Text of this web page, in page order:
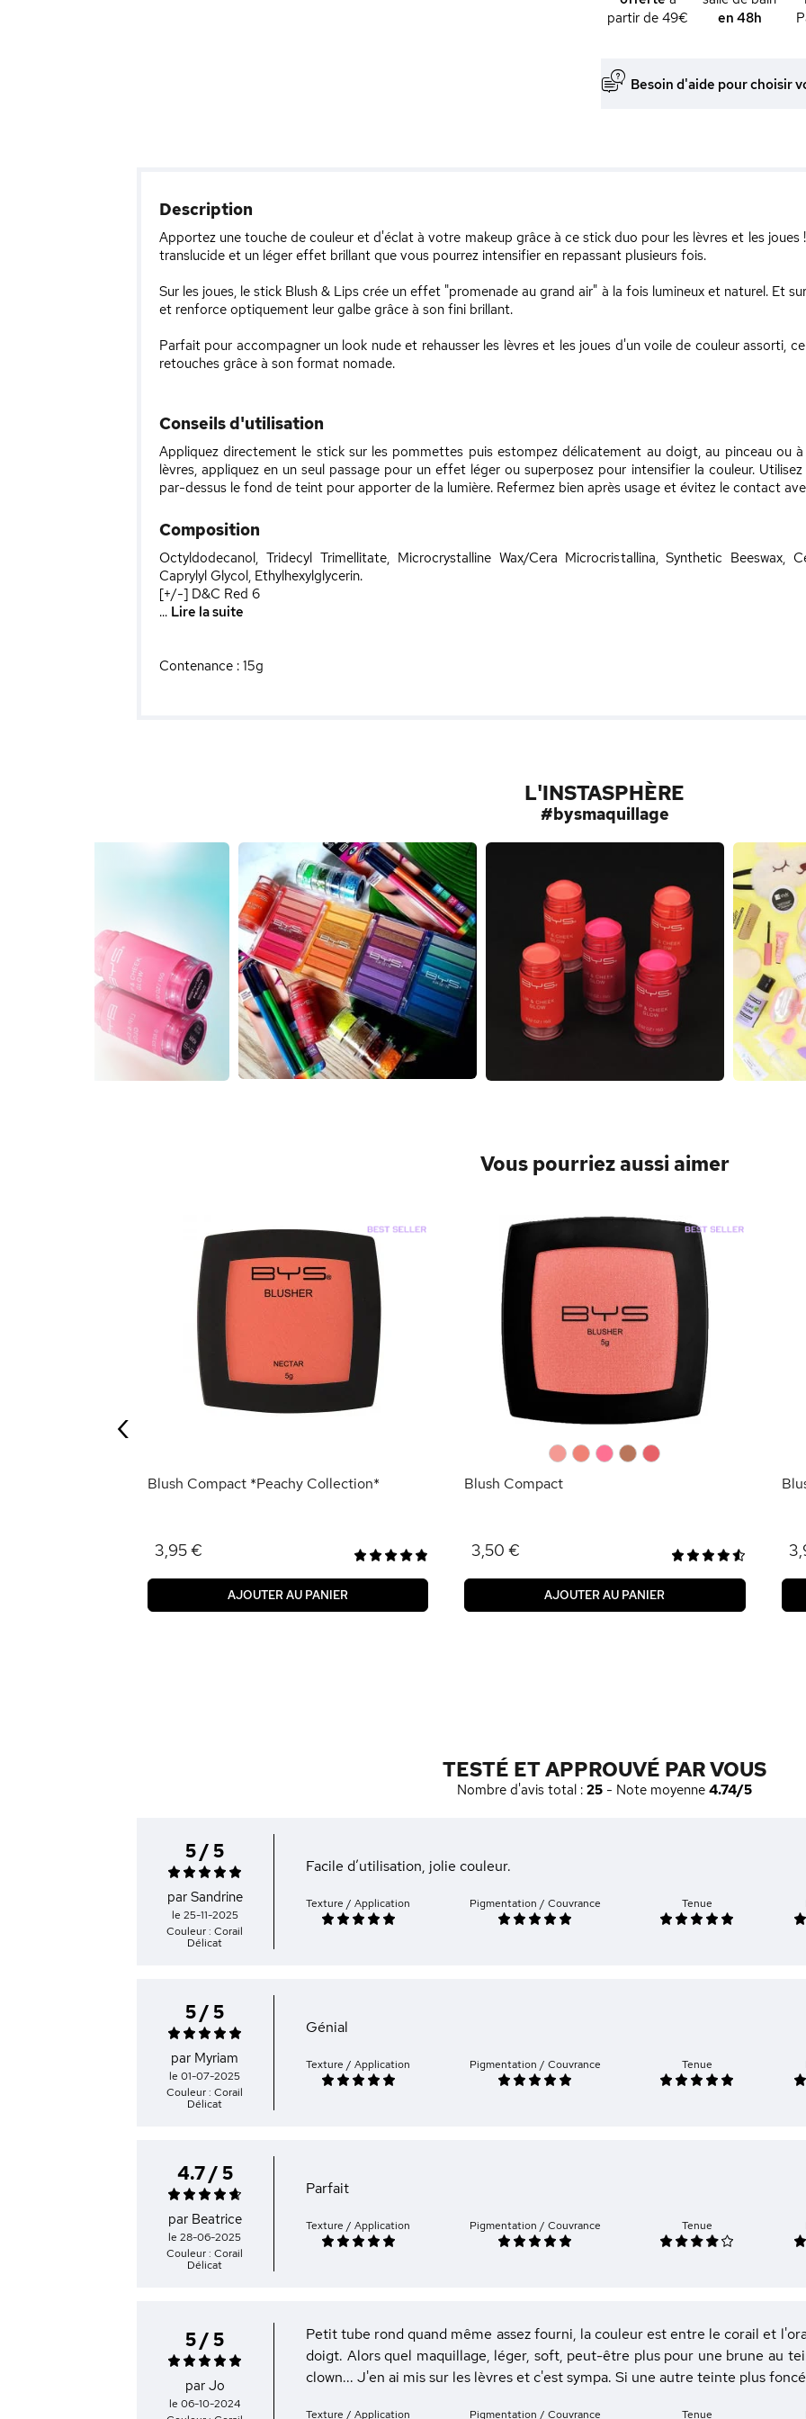
partir de 49€
en 48h
Besoin d'aide pour choisir
Description
Apportez une touche de couleur et d'éclat à votre makeup grâce à ce stick duo pour les lèvres et les joues
translucide et un léger effet brillant que vous pourrez intensifier en repassant plusieurs fois.
Sur les joues, le stick Blush & Lips crée un effet "promenade au grand air" à la fois lumineux et naturel. Et
et renforce optiquement leur galbe grâce à son fini brillant.
Parfait pour accompagner un look nude et rehausser les lèvres et les joues d'un voile de couleur assorti,
retouches grâce à son format nomade.
Conseils d'utilisation
Appliquez directement le stick sur les pommettes puis estompez délicatement au doigt, au pinceau ou
lèvres, appliquez en un seul passage pour un effet léger ou superposez pour intensifier la couleur.
par-dessus le fond de teint pour apporter de la lumière. Refermez bien après usage et évitez le contact
Composition
Octyldodecanol, Tridecyl Trimellitate, Microcrystalline Wax/Cera Microcristallina, Synthetic Beeswax,
Caprylyl Glycol, Ethylhexylglycerin.
[+/-] D&C Red 6
... Lire la suite
Contenance : 15g
L'INSTASPHÈRE
#bysmaquillage
Vous pourriez aussi aimer
Blush Compact *Peachy Collection*
3,95 €
AJOUTER AU PANIER
Blush Compact
3,50 €
AJOUTER AU PANIER
‹
TESTÉ ET APPROUVÉ PAR VOUS
Nombre d'avis total : 25 - Note moyenne 4.74/5
5 / 5
par Sandrine
le 25-11-2025
Couleur : Corail
Délicat
Facile d’utilisation, jolie couleur.
Texture / Application Pigmentation / Couvrance Tenue
5 / 5
par Myriam
le 01-07-2025
Couleur : Corail
Délicat
Génial
Texture / Application Pigmentation / Couvrance Tenue
4.7 / 5
par Beatrice
le 28-06-2025
Couleur : Corail
Délicat
Parfait
Texture / Application Pigmentation / Couvrance Tenue
5 / 5
par Jo
le 06-10-2024
Petit tube rond quand même assez fourni, la couleur est entre le corail et
doigt. Alors quel maquillage, léger, soft, peut-être plus pour une brune au
clown... J'en ai mis sur les lèvres et c'est sympa. Si une autre teinte plus
Texture / Application Pigmentation / Couvrance Tenue